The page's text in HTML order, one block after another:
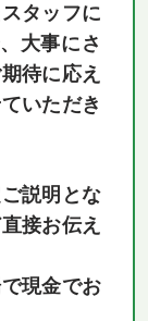
タッフに
大事にさ
待に応え
いただき
説明とな
接お伝え
現金でお